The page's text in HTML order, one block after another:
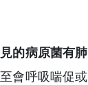
的病原菌有
會呼吸喘促